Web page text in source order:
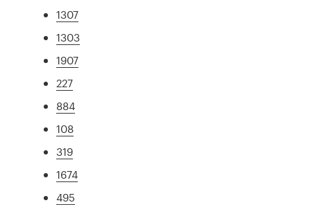
1307
1303
1907
227
884
108
319
1674
495